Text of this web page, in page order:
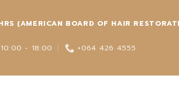
(AMERICAN BOARD OF HAIR
10:00 - 18:00 +064 426 4555